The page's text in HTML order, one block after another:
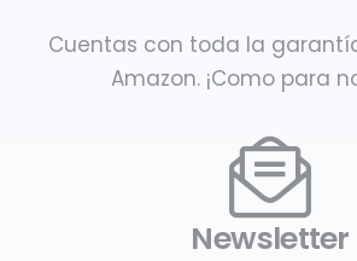
Cuentas con toda la
Amazon. ¡Como para
Newsletter